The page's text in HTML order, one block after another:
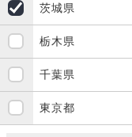
茨城県
栃木県
千葉県
東京都